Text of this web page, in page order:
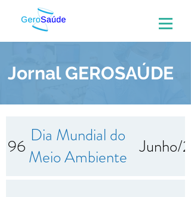
Jornal GEROSAÚDE
96 Dia Mundial do
Meio Ambiente Junho/